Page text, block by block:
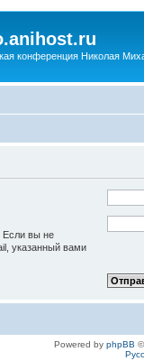
конференция Николая
Если вы не
указанный вами
Powered by phpBB